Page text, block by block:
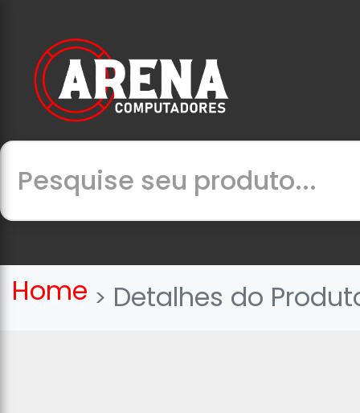
Home Detalhes do